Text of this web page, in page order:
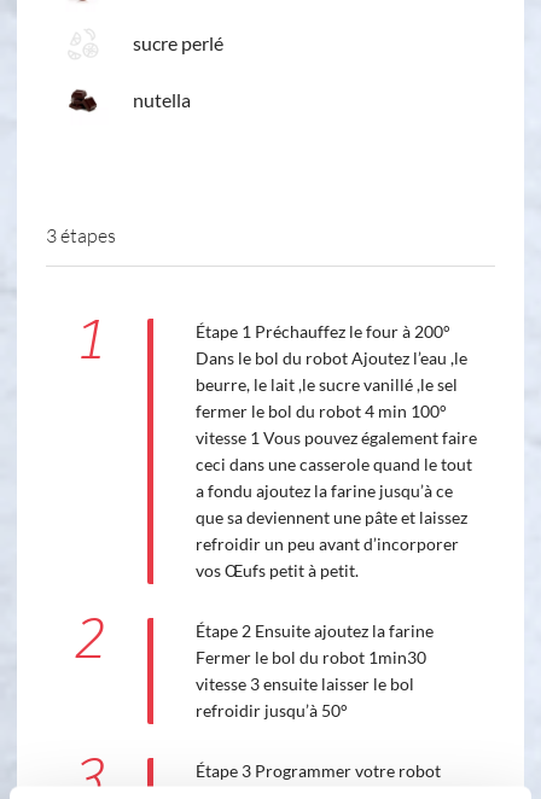
sucre perlé
nutella
3 étapes
1
Étape 1 Préchauffez le four à 200°
Dans le bol du robot Ajoutez l’eau ,le
beurre, le lait ,le sucre vanillé ,le sel
fermer le bol du robot 4 min 100°
vitesse 1 Vous pouvez également faire
ceci dans une casserole quand le tout
a fondu ajoutez la farine jusqu’à ce
que sa deviennent une pâte et laissez
refroidir un peu avant d’incorporer
vos Œufs petit à petit.
2
Étape 2 Ensuite ajoutez la farine
Fermer le bol du robot 1min30
vitesse 3 ensuite laisser le bol
refroidir jusqu’à 50°
3
Étape 3 Programmer votre robot